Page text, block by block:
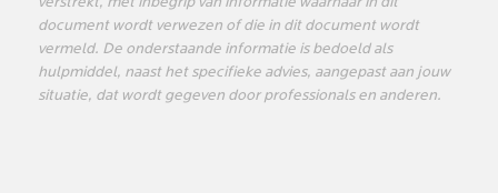
document wordt verwezen of die in dit document wordt
vermeld. De onderstaande informatie is bedoeld als
hulpmiddel, naast het specifieke advies, aangepast aan jouw
situatie, dat wordt gegeven door professionals en anderen.